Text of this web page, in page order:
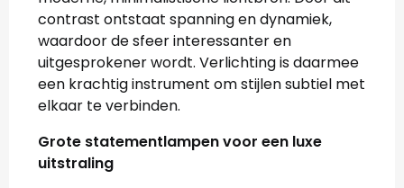
contrast ontstaat spanning en dynamiek,
waardoor de sfeer interessanter en
uitgesprokener wordt. Verlichting is daarmee
een krachtig instrument om stijlen subtiel met
elkaar te verbinden.
Grote statementlampen voor een luxe
uitstraling